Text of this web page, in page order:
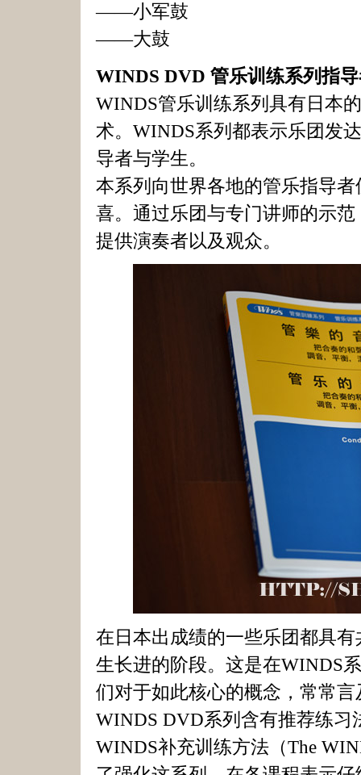
——小军鼓
——大鼓
WINDS DVD 管乐训练系列指
WINDS管乐训练系列具有日本
术。WINDS系列都表示乐团发
导者与学生。
本系列向世界各地的管乐指导
喜。通过乐团与专门讲师的示
提供演奏者以及观众。
在日本出成绩的一些乐团都具
生长进的阶段。这是在WINDS
们对于如此核心的概念，常常
WINDS DVD系列含有推荐练习
WINDS补充训练方法（The